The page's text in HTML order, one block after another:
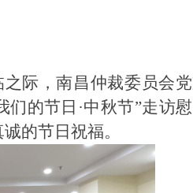
际，南昌仲裁委员会
的节日·中秋节”走访
的节日祝福。